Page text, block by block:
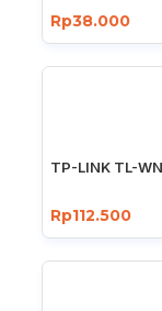
Rp38.000
TP-LINK TL-
Rp112.500